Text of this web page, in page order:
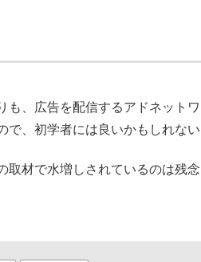
も、広告を配信するアドネット
、初学者には良いかもしれない
取材で水増しされているのは残